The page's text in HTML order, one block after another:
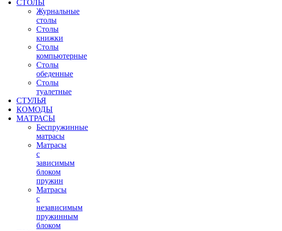
СТОЛЫ
Журнальные
столы
Столы
книжки
Столы
компьютерные
Столы
обеденные
Столы
туалетные
СТУЛЬЯ
КОМОДЫ
МАТРАСЫ
Беспружинные
матрасы
Матрасы
с
зависимым
блоком
пружин
Матрасы
с
независимым
пружинным
блоком